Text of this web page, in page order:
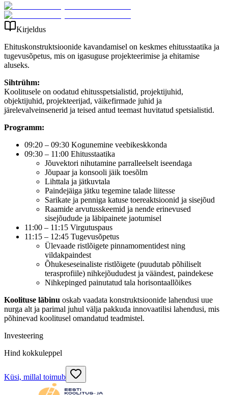
Kirjeldus
Ehituskonstruktsioonide kavandamisel on keskmes ehitusstaatika ja
tugevusõpetus, mis on igasuguse projekteerimise ja ehitamise
aluseks.
Sihtrühm:
Koolitusele on oodatud ehitusspetsialistid, projektijuhid,
objektijuhid, projekteerijad, väikefirmade juhid ja
järelevalveinsenerid ja teised antud teemast huvitatud spetsialistid.
Programm:
09:20 – 09:30 Kogunemine veebikeskkonda
09:30 – 11:00 Ehitusstaatika
Jõuvektori nihutamine parralleelselt iseendaga
Jõupaar ja konsooli jäik toesõlm
Lihttala ja jätkuvtala
Paindejäiga jätku tegemine talade liitesse
Sarikate ja penniga katuse toereaktsioonid ja sisejõud
Raamide arvutusskeemid ja nende erinevused
sisejõudude ja läbipainete jaotumisel
11:00 – 11:15 Virgutuspaus
11:15 – 12:45 Tugevusõpetus
Ülevaade ristlõigete pinnamomentidest ning
vildakpaindest
Õhukeseseinaliste ristlõigete (puudutab põhiliselt
terasprofiile) nihkejõududest ja väändest, paindekese
Nihkepinged painutatud tala horisontaallõikes
Koolituse läbinu oskab vaadata konstruktsioonide lahendusi uue
nurga alt ja parimal juhul välja pakkuda innovaatilisi lahendusi, mis
põhinevad koolitusel omandatud teadmistel.
Investeering
Hind kokkuleppel
Küsi, millal toimub